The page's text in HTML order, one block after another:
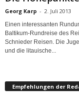
Georg Karp - 2. Juli 2013
Einen interessanten
Baltikum-Rundreise des
Schnieder Reisen. Die
und die litauische...
Empfehlungen der